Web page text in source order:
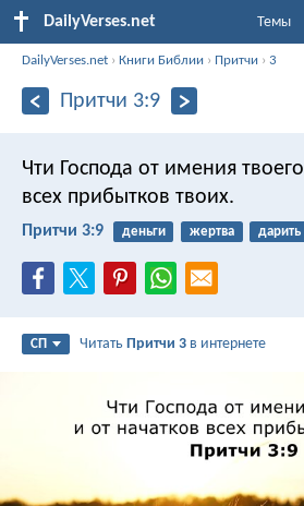
DailyVerses.net Темы
DailyVerses.net ›Книги Библии › Притчи ›3
Притчи 3:9
Чти Господа от имения твоего
всех прибытков твоих.
Притчи 3:9 деньги жертва дарить
СП ЧитатьПритчи 3 в интернете